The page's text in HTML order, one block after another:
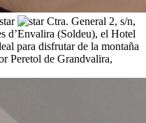
Ctra. General 2, s/n,
d’Envalira (Soldeu), el Hotel
para disfrutar de la montaña
Peretol de Grandvalira,